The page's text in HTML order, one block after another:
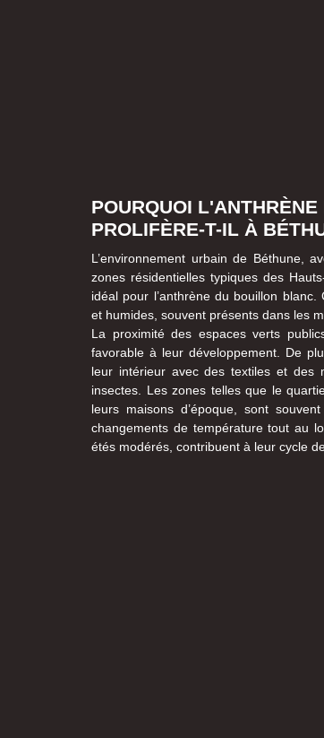
POURQUOI
PROLIFÈRE-T-IL À
L’environnement urbain de Béthune,
zones résidentielles typiques des
idéal pour l’anthrène du bouillon
et humides, souvent présents dans les
La proximité des espaces verts
favorable à leur développement. De
leur intérieur avec des textiles et des
insectes. Les zones telles que le
leurs maisons d’époque, sont
changements de température tout au
étés modérés, contribuent à leur cycle